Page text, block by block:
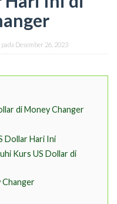
Desember 26, 2023
di Money Changer
Dollar Hari Ini
Kurs US Dollar di
Changer